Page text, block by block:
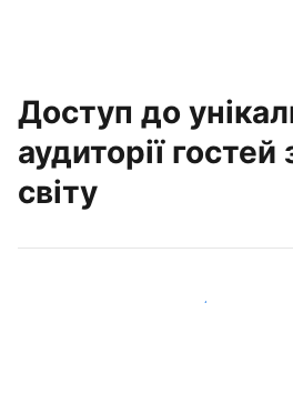
Доступ до
аудиторії гостей
світу
Привабити нових гостей вже